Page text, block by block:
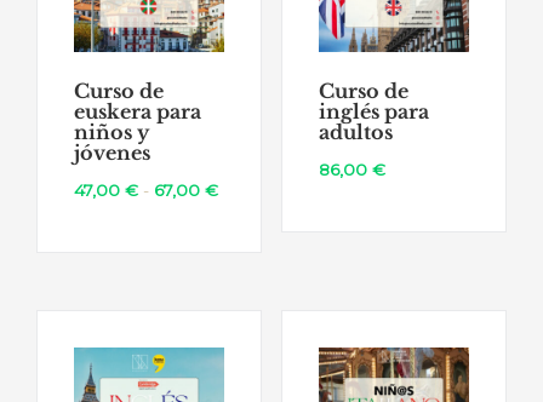
Curso de
euskera para
niños y
jóvenes
47,00 € - 67,00 €Rango
hasta
Curso de
inglés para
adultos
86,00 €